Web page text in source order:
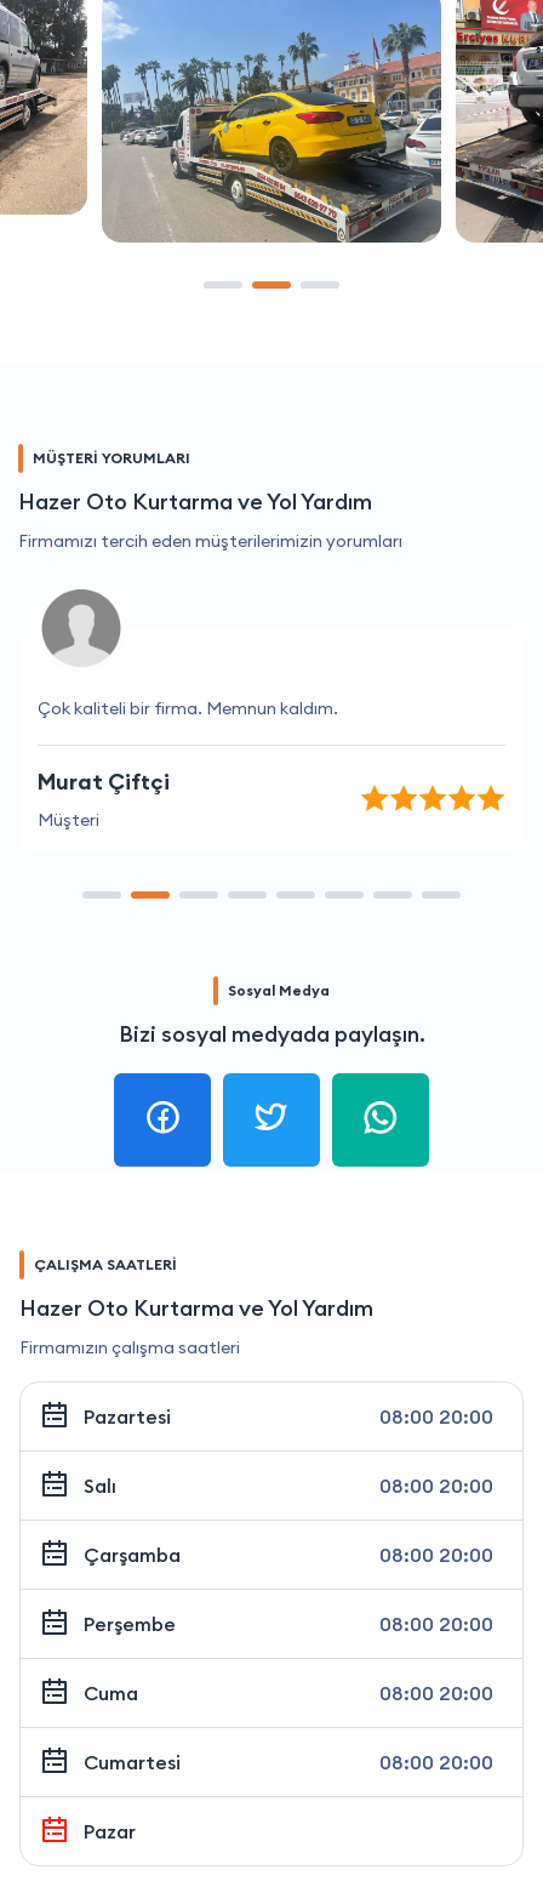
MÜŞTERİ YORUMLARI
Hazer Oto Kurtarma ve Yol Yardım
Firmamızı tercih eden müşterilerimizin yorumları
Çok kaliteli bir firma. Memnun kaldım.
Murat Çiftçi
Müşteri
Sosyal Medya
Bizi sosyal medyada paylaşın.
ÇALIŞMA SAATLERİ
Hazer Oto Kurtarma ve Yol Yardım
Firmamızın çalışma saatleri
Pazartesi 08:00 20:00
Salı 08:00 20:00
Çarşamba 08:00 20:00
Perşembe 08:00 20:00
Cuma 08:00 20:00
Cumartesi 08:00 20:00
Pazar